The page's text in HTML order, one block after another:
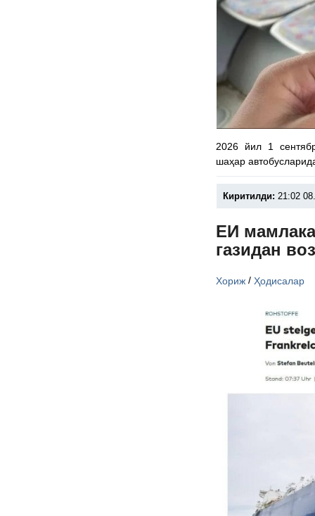
2026 йил 1
шаҳар
Киритилди: 21:02
ЕИ
газидан
Хориж /Ҳодисалар